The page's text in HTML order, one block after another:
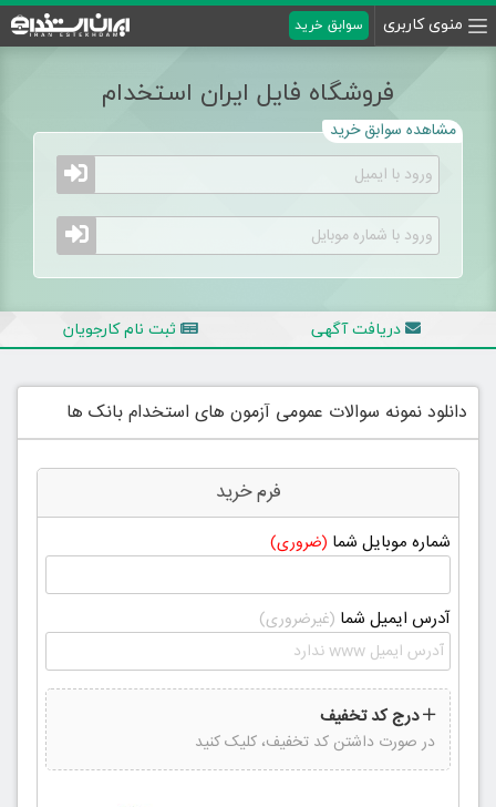
منوی کاربری سوابق خرید
فروشگاه فایل ایران استخدام
مشاهده سوابق خرید
دریافت آگهی ثبت نام کارجویان
دانلود نمونه سوالات عمومی آزمون های استخدام بانک ها
فرم خرید
شماره موبایل شما (ضروری)
آدرس ایمیل شما (غیرضروری)
درج کد تخفیف
در صورت داشتن کد تخفیف، کلیک کنید